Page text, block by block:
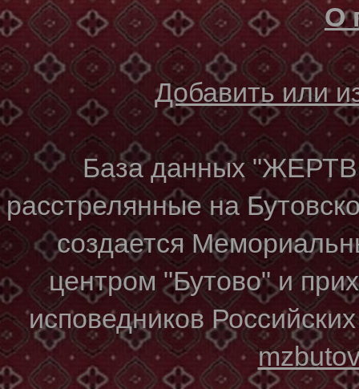
О
Добавить или
База данных
расстрелянные на
создается
центром "Бутово" и
исповедников